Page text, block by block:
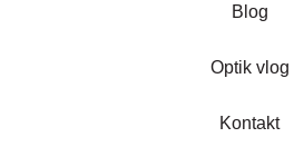
Blog
Optik vlog
Kontakt